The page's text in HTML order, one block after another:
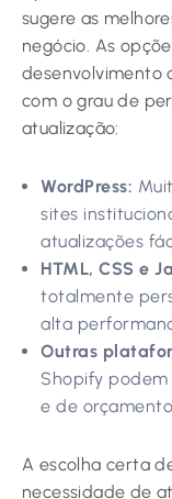
sugere as
negócio. As
desenvolvimento
com o grau de
atualização:
WordPress:
sites
atualizações
HTML, CSS e
totalmente
alta
Outras
Shopify
e de
A escolha certa
necessidade de